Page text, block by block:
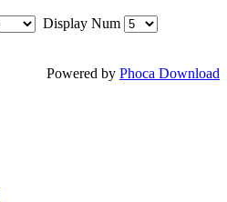
Display Num
Powered by Phoca Download